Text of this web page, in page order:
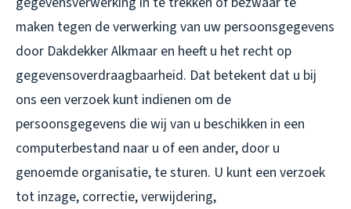
maken tegen de verwerking van uw persoonsgegevens
door Dakdekker Alkmaar en heeft u het recht op
gegevensoverdraagbaarheid. Dat betekent dat u bij
ons een verzoek kunt indienen om de
persoonsgegevens die wij van u beschikken in een
computerbestand naar u of een ander, door u
genoemde organisatie, te sturen. U kunt een verzoek
tot inzage, correctie, verwijdering,